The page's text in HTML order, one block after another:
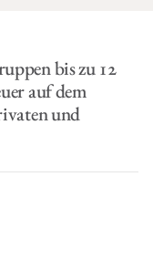
bis zu 12
auf dem
und
Annehmlichkeiten,
Innenräumen,